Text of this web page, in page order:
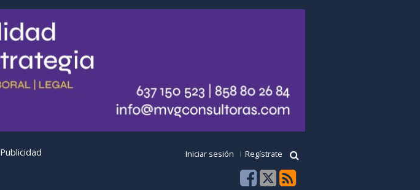
Publicidad Iniciar sesión Regístrate